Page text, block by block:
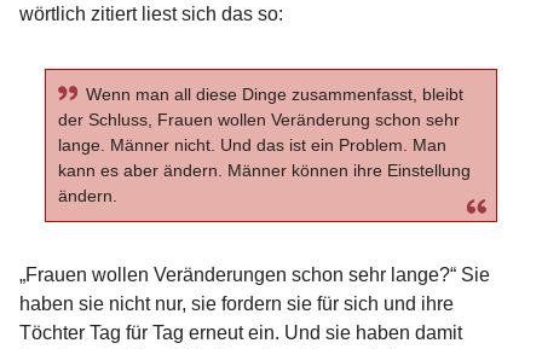
wörtlich zitiert liest sich das so:
Wenn man all diese Dinge zusammenfasst, bleibt
der Schluss, Frauen wollen Veränderung schon sehr
lange. Männer nicht. Und das ist ein Problem. Man
kann es aber ändern. Männer können ihre Einstellung
ändern.
„Frauen wollen Veränderungen schon sehr lange?“ Sie
haben sie nicht nur, sie fordern sie für sich und ihre
Töchter Tag für Tag erneut ein. Und sie haben damit